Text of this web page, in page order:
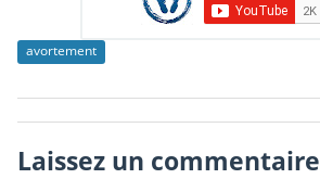
avortement
Laissez un commentaire